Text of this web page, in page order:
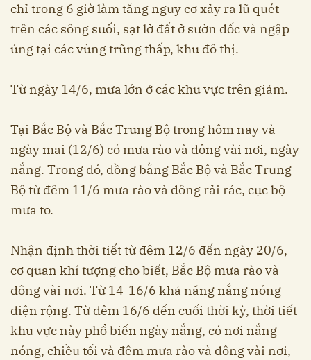
chỉ trong 6 giờ làm tăng nguy cơ xảy ra lũ quét
trên các sông suối, sạt lở đất ở sườn dốc và ngập
úng tại các vùng trũng thấp, khu đô thị.
Từ ngày 14/6, mưa lớn ở các khu vực trên giảm.
Tại Bắc Bộ và Bắc Trung Bộ trong hôm nay và
ngày mai (12/6) có mưa rào và dông vài nơi, ngày
nắng. Trong đó, đồng bằng Bắc Bộ và Bắc Trung
Bộ từ đêm 11/6 mưa rào và dông rải rác, cục bộ
mưa to.
Nhận định thời tiết từ đêm 12/6 đến ngày 20/6,
cơ quan khí tượng cho biết, Bắc Bộ mưa rào và
dông vài nơi. Từ 14-16/6 khả năng nắng nóng
diện rộng. Từ đêm 16/6 đến cuối thời kỳ, thời tiết
khu vực này phổ biến ngày nắng, có nơi nắng
nóng, chiều tối và đêm mưa rào và dông vài nơi,